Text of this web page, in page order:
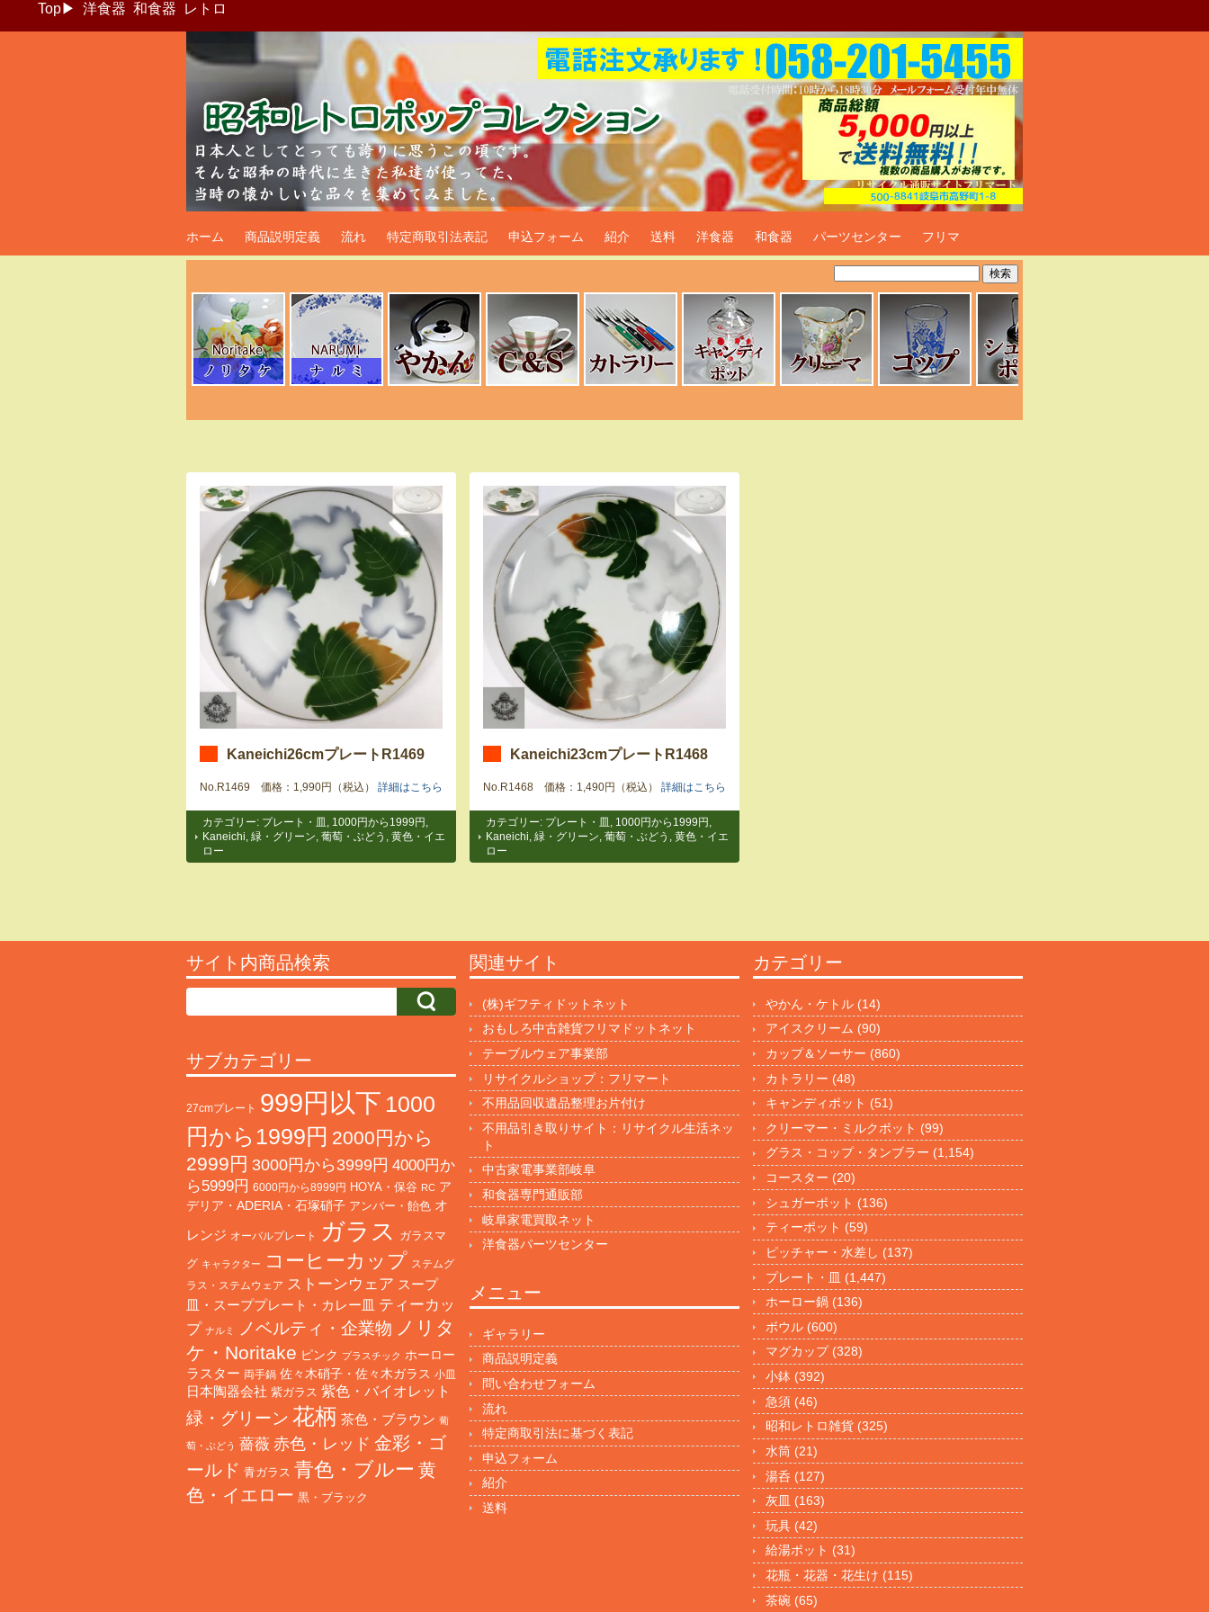
Top▶ 洋食器 和食器 レトロ
昭和レトロポップ食器生活雑貨通販＠フリマート
ホーム 商品説明定義 流れ 特定商取引法表記 申込フォーム 紹介 送料 洋食器 和食器 パーツセンター フリマ
Kaneichi26cmプレートR1469
No.R1469 価格：1,990円（税込） 詳細はこちら
カテゴリー: プレート・皿 1000円から1999円
Kaneichi 緑・グリーン 葡萄・ぶどう
黄色・イエ
ロー
Kaneichi23cmプレートR1468
No.R1468 価格：1,490円（税込） 詳細はこちら
カテゴリー: プレート・皿 1000円から1999円
Kaneichi 緑・グリーン 葡萄・ぶどう
黄色・イエ
ロー
サイト内商品検索 関連サイト
(株)ギフティドットネット
おもしろ中古雑貨フリマドットネット
テーブルウェア事業部
リサイクルショップ：フリマート
不用品回収遺品整理お片付け
不用品引き取りサイト：リサイクル生活ネッ
ト
中古家電事業部岐阜
和食器専門通販部
岐阜家電買取ネット
洋食器パーツセンター
カテゴリー
やかん・ケトル (14)
アイスクリーム (90)
カップ＆ソーサー (860)
カトラリー (48)
キャンディポット (51)
クリーマー・ミルクポット (99)
グラス・コップ・タンブラー (1,154)
コースター (20)
シュガーポット (136)
ティーポット (59)
ピッチャー・水差し (137)
プレート・皿 (1,447)
ホーロー鍋 (136)
ボウル (600)
マグカップ(328)
小鉢 (392)
急須 (46)
昭和レトロ雑貨 (325)
水筒 (21)
湯呑 (127)
灰皿 (163)
玩具 (42)
給湯ポット (31)
花瓶・花器・花生け (115)
茶碗 (65)
サブカテゴリー
27cmプレート 999円以下 1000
円から1999円 2000円から
2999円 3000円から3999円 4000円か
ら5999円 6000円から8999円 HOYA・保谷 RC ア
デリア・ADERIA・石塚硝子 アンバー・飴色 オ
レンジ オーバルプレート ガラス ガラスマ
グ キャラクター コーヒーカップ ステムグ
ラス・ステムウェア ストーンウェア スープ
皿・スーププレート・カレー皿 ティーカッ
プ ナルミ ノベルティ・企業物 ノリタ
ケ・Noritake ピンク プラスチック ホーロー
ラスター 両手鍋 佐々木硝子・佐々木ガラス 小皿
日本陶器会社 紫ガラス 紫色・バイオレット
緑・グリーン 花柄 茶色・ブラウン 葡
萄・ぶどう 薔薇 赤色・レッド 金彩・ゴ
ールド 青ガラス 青色・ブルー 黄
色・イエロー 黒・ブラック
メニュー
ギャラリー
商品説明定義
問い合わせフォーム
流れ
特定商取引法に基づく表記
申込フォーム
紹介
送料